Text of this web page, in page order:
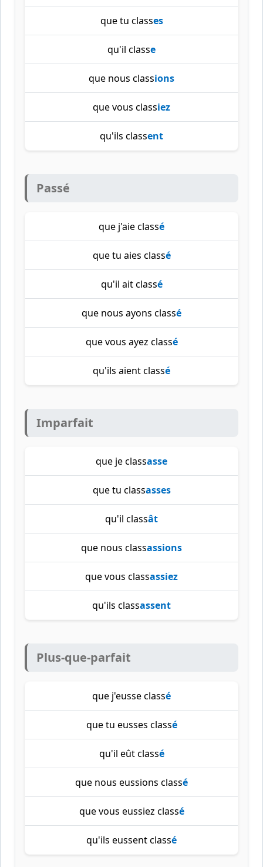
que tu classes
qu'il classe
que nous classions
que vous classiez
qu'ils classent
Passé
que j'aie classé
que tu aies classé
qu'il ait classé
que nous ayons classé
que vous ayez classé
qu'ils aient classé
Imparfait
que je classasse
que tu classasses
qu'il classât
que nous classassions
que vous classassiez
qu'ils classassent
Plus-que-parfait
que j'eusse classé
que tu eusses classé
qu'il eût classé
que nous eussions classé
que vous eussiez classé
qu'ils eussent classé